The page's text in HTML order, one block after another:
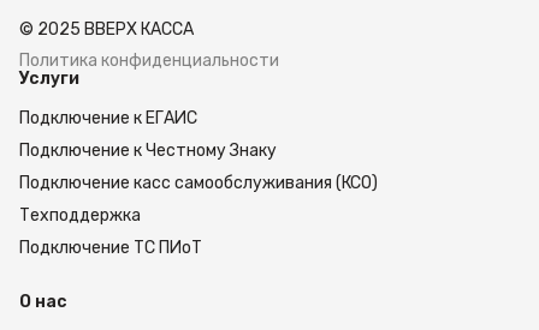
дилерскую сеть. Мы сотрудничаем с клиентами
из %goroda% и всех регионов России. Чтобы
оформить заказ, оставьте заявку на сайте.
© 2025 ВВЕРХ КАССА
Политика конфиденциальности
Услуги
Подключение к ЕГАИС
Подключение к Честному Знаку
Подключение касс самообслуживания (КСО)
Техподдержка
Подключение ТС ПИоТ
О нас